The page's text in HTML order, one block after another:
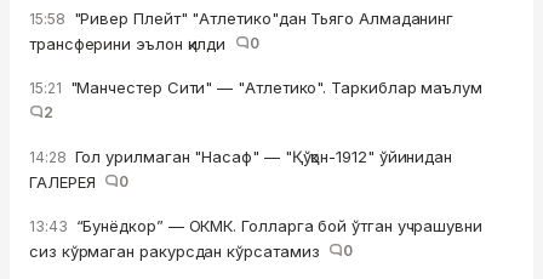
15:58 "Ривер Плейт" "Атлетико"дан Тьяго Алмаданинг
трансферини эълон қилди
0
15:21 "Манчестер Сити" — "Атлетико". Таркиблар маълум
2
14:28 Гол урилмаган "Насаф" — "Қўқон-1912" ўйинидан
ГАЛЕРЕЯ
0
13:43 “Бунёдкор” — ОКМК. Голларга бой ўтган учрашувни
сиз кўрмаган ракурсдан кўрсатамиз
0